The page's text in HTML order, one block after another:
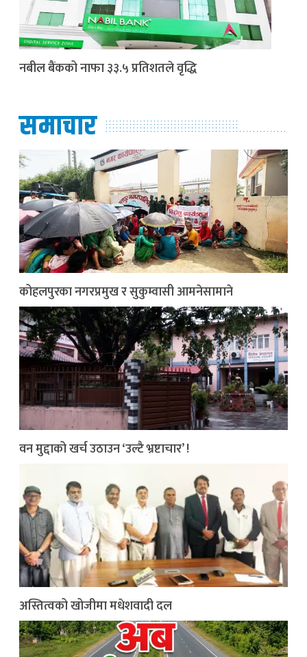
नबील बैंकको नाफा ३३.५ प्रतिशतले वृद्धि
समाचार
कोहलपुरका नगरप्रमुख र सुकुम्वासी आमनेसामाने
वन मुद्दाको खर्च उठाउन ‘उल्टै भ्रष्टाचार’ !
अस्तित्वको खोजीमा मधेशवादी दल